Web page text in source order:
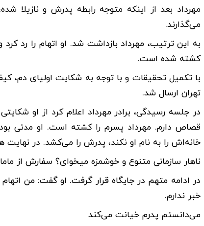
مهرداد بعد از اینکه متوجه رابطه پدرش و نازیلا
می‌گذارند.
به این ترتیب، مهرداد بازداشت شد. او اتهام را رد
کشته شده است.
با تکمیل تحقیقات و با توجه به شکایت اولیای دم،
تهران ارسال شد.
در جلسه رسیدگی، برادر مهرداد اعلام کرد از او
قصاص دارم. مهرداد پسرم را کشته است. او مدتی
خانه‌اش را به نام او نکند، پدرش را می‌کشد. در
ناهار سازمانی متنوع و خوشمزه میخوای؟ سفارش از
در ادامه متهم در جایگاه قرار گرفت. او گفت: من
خبر ندارم.
می‌دانستم پدرم خیانت می‌کند